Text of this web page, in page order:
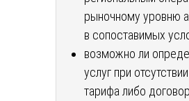
рыночному уровню
в сопоставимых
возможно ли
услуг при
тарифа либо